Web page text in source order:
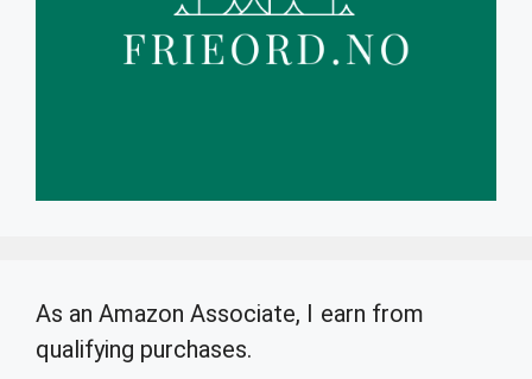
As an Amazon Associate, I earn from
qualifying purchases.